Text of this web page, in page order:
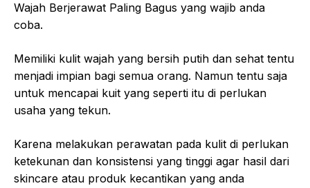
Wajah Berjerawat Paling Bagus yang wajib anda
coba.
Memiliki kulit wajah yang bersih putih dan sehat tentu
menjadi impian bagi semua orang. Namun tentu saja
untuk mencapai kuit yang seperti itu di perlukan
usaha yang tekun.
Karena melakukan perawatan pada kulit di perlukan
ketekunan dan konsistensi yang tinggi agar hasil dari
skincare atau produk kecantikan yang anda